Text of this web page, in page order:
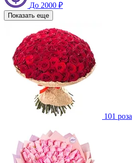
До 2000 ₽
Показать еще
101 роза